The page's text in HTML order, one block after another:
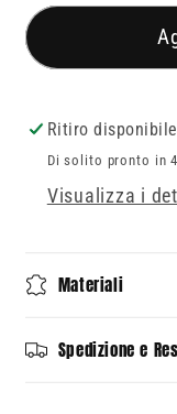
per
grigi
polpo
con
cappellino
Ritiro
Di solito pronto in
Visualizza i
Materiali
Spedizione e